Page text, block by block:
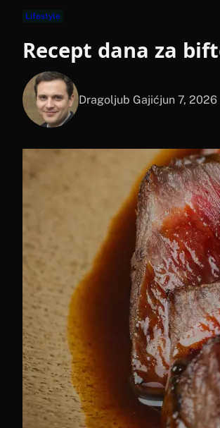
Lifestyle
Recept dana za
Dragoljub Gajićjun 7, 2026